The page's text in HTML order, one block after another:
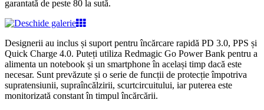
garantată de peste 80 la sută.
Designerii au inclus și suport pentru încărcare rapidă PD 3.0, PPS și
Quick Charge 4.0. Puteți utiliza Redmagic Go Power Bank pentru a
alimenta un notebook și un smartphone în același timp dacă este
necesar. Sunt prevăzute și o serie de funcții de protecție împotriva
supratensiunii, supraîncălzirii, scurtcircuitului, iar puterea este
monitorizată constant în timpul încărcării.